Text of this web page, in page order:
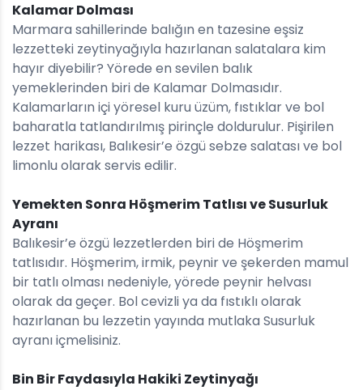
Kalamar Dolması
Marmara sahillerinde balığın en tazesine eşsiz
lezzetteki zeytinyağıyla hazırlanan salatalara kim
hayır diyebilir? Yörede en sevilen balık
yemeklerinden biri de Kalamar Dolmasıdır.
Kalamarların içi yöresel kuru üzüm, fıstıklar ve bol
baharatla tatlandırılmış pirinçle doldurulur. Pişirilen
lezzet harikası, Balıkesir’e özgü sebze salatası ve bol
limonlu olarak servis edilir.
Yemekten Sonra Höşmerim Tatlısı ve Susurluk
Ayranı
Balıkesir’e özgü lezzetlerden biri de Höşmerim
tatlısıdır. Höşmerim, irmik, peynir ve şekerden mamul
bir tatlı olması nedeniyle, yörede peynir helvası
olarak da geçer. Bol cevizli ya da fıstıklı olarak
hazırlanan bu lezzetin yayında mutlaka Susurluk
ayranı içmelisiniz.
Bin Bir Faydasıyla Hakiki Zeytinyağı